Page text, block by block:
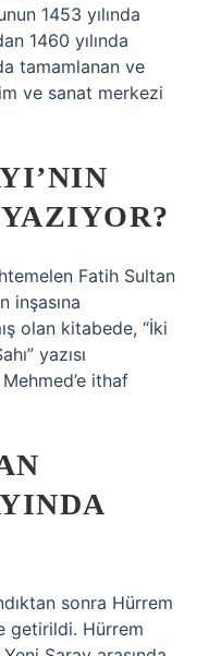
1453 yılında
1460 yılında
tamamlanan ve
ve sanat merkezi
Fatih Sultan
inşasına
olan kitabede, “İki
yazısı
ithaf
sonra Hürrem
getirildi. Hürrem